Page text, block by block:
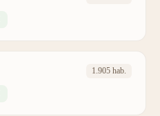
1.905 hab.